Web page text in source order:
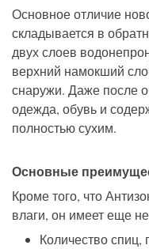
Основное отличие
складывается в
двух слоев
верхний намокший
снаружи. Даже после
одежда, обувь и
полностью сухим.
Основные
Кроме того, что
влаги, он имеет еще
Количество